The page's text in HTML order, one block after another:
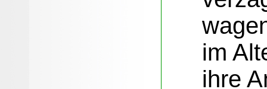
im
ihre